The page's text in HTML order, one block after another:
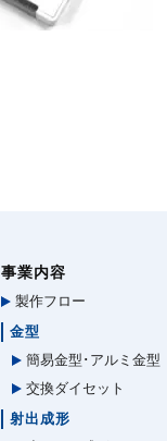
事業内容
製作フロー
金型
簡易金型･アルミ金型
交換ダイセット
射出成形